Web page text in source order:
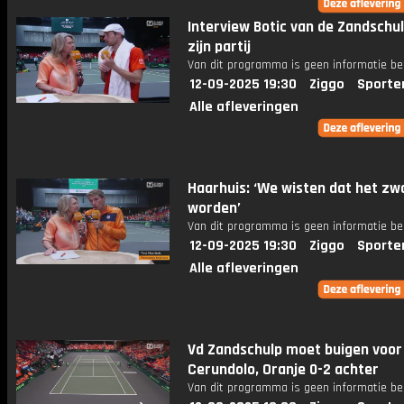
Interview Botic van de
zijn partij
Van dit programma is geen informatie
12-09-2025 19:30 Ziggo
Alle afleveringen
Haarhuis: ‘We wisten dat het
worden’
Van dit programma is geen informatie
12-09-2025 19:30 Ziggo
Alle afleveringen
Vd Zandschulp moet buigen voor
Cerundolo, Oranje 0-2 achter
Van dit programma is geen informatie